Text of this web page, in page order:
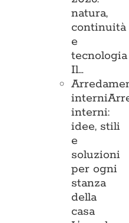
natura,
continuità
e
tecnologia
Il…
interni
interni:
idee, stili
e
soluzioni
per ogni
stanza
della
casa